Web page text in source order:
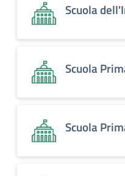
Scuola
Scuola
Scuola